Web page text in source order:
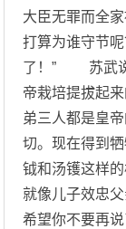
大臣无罪而全
打算为谁守节
了！” 苏武说
帝栽培提拔起
弟三人都是皇
切。现在得到
钺和汤镬这样
就像儿子效忠
希望你不要再说